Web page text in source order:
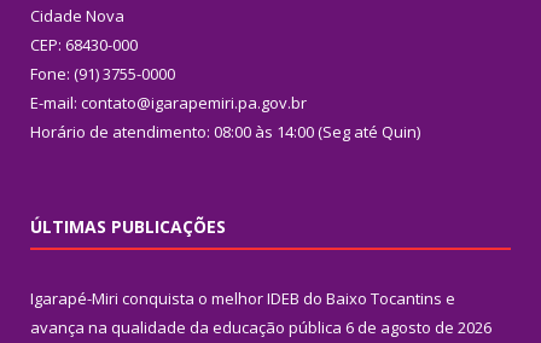
Cidade Nova
CEP: 68430-000
Fone: (91) 3755-0000
E-mail: contato@igarapemiri.pa.gov.br
Horário de atendimento: 08:00 às 14:00 (Seg até Quin)
ÚLTIMAS PUBLICAÇÕES
Igarapé-Miri conquista o melhor IDEB do Baixo Tocantins e
avança na qualidade da educação pública 6 de agosto de 2026